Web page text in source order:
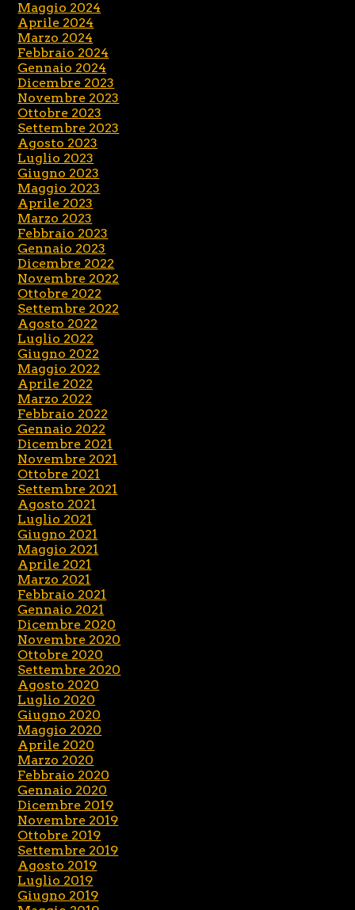
Maggio 2024
Aprile 2024
Marzo 2024
Febbraio 2024
Gennaio 2024
Dicembre 2023
Novembre 2023
Ottobre 2023
Settembre 2023
Agosto 2023
Luglio 2023
Giugno 2023
Maggio 2023
Aprile 2023
Marzo 2023
Febbraio 2023
Gennaio 2023
Dicembre 2022
Novembre 2022
Ottobre 2022
Settembre 2022
Agosto 2022
Luglio 2022
Giugno 2022
Maggio 2022
Aprile 2022
Marzo 2022
Febbraio 2022
Gennaio 2022
Dicembre 2021
Novembre 2021
Ottobre 2021
Settembre 2021
Agosto 2021
Luglio 2021
Giugno 2021
Maggio 2021
Aprile 2021
Marzo 2021
Febbraio 2021
Gennaio 2021
Dicembre 2020
Novembre 2020
Ottobre 2020
Settembre 2020
Agosto 2020
Luglio 2020
Giugno 2020
Maggio 2020
Aprile 2020
Marzo 2020
Febbraio 2020
Gennaio 2020
Dicembre 2019
Novembre 2019
Ottobre 2019
Settembre 2019
Agosto 2019
Luglio 2019
Giugno 2019